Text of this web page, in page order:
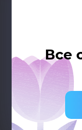
Все